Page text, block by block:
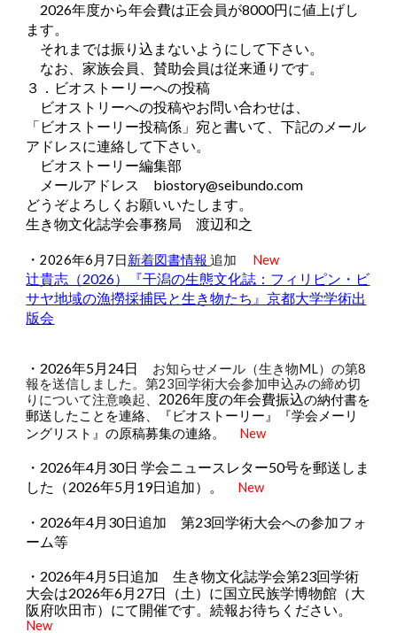
2026年度から年会費は正会員が8000円に値上げし
ます。
それまでは振り込まないようにして下さい。
なお、家族会員、賛助会員は従来通りです。
３．ビオストーリーへの投稿
ビオストリーへの投稿やお問い合わせは、
「ビオストーリー投稿係」宛と書いて、下記のメール
アドレスに連絡して下さい。
ビオストーリー編集部
メールアドレス biostory@seibundo.com
どうぞよろしくお願いいたします。
生き物文化誌学会事務局 渡辺和之
・2026年6月7日新着図書情報 追加 New
辻貴志（2026）『干潟の生態文化誌：フィリピン・ビ
サヤ地域の漁撈採捕民と生き物たち』京都大学学術出
版会
・2026年5月24日 お知らせメール（生き物ML）の第8
報を送信しました。第23回学術大会参加申込みの締め切
りについて注意喚起、 2026年度の年会費振込の納付書を
郵送したことを連絡、『ビオストーリー』『学会メーリ
ングリスト』の原稿募集の連絡。
New
・2026年4月30日 学会ニュースレター50号を郵送しま
した（2026年5月19日追加）。 New
・2026年4月30日追加 第23回学術大会への参加フォ
ーム等
・2026年4月5日追加 生き物文化誌学会第23回学術
大会は2026年6月27日（土）に国立民族学博物館（大
阪府吹田市）にて開催です。続報お待ちください。
New